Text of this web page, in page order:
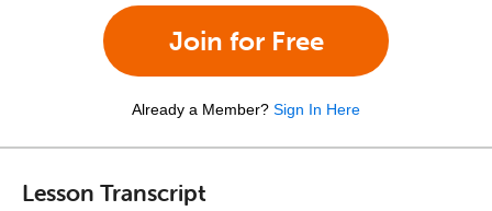
Join for Free
Already a Member? Sign In Here
Lesson Transcript